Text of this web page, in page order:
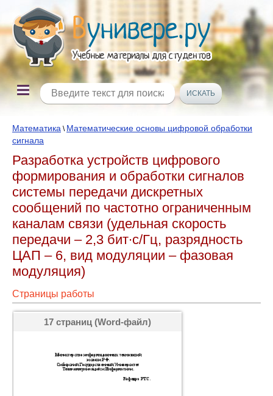
Математика \ Математические основы цифровой обработки
сигнала
Разработка устройств цифрового
формирования и обработки сигналов
системы передачи дискретных
сообщений по частотно ограниченным
каналам связи (удельная скорость
передачи – 2,3 бит∙с/Гц, разрядность
ЦАП – 6, вид модуляции – фазовая
модуляция)
Страницы работы
17 страниц (Word-файл)